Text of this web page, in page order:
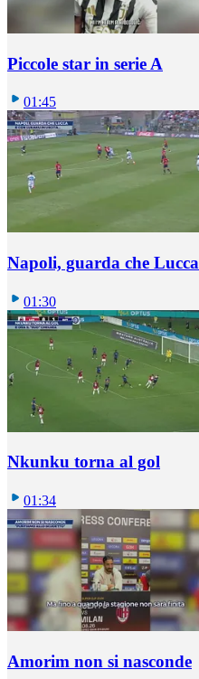
Piccole star in serie A
01:45
Napoli, guarda che Lucca
01:30
Nkunku torna al gol
01:34
Amorim non si nasconde